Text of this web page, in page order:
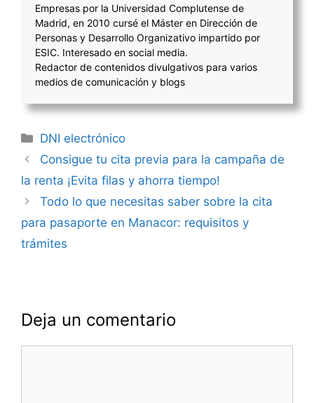
Empresas por la Universidad Complutense de
Madrid, en 2010 cursé el Máster en Dirección de
Personas y Desarrollo Organizativo impartido por
ESIC. Interesado en social media.
Redactor de contenidos divulgativos para varios
medios de comunicación y blogs
Categorías
DNI electrónico
Navegación
de
entradas
Consigue tu cita previa para la campaña de
la renta ¡Evita filas y ahorra tiempo!
Todo lo que necesitas saber sobre la cita
para pasaporte en Manacor: requisitos y
trámites
Deja un comentario